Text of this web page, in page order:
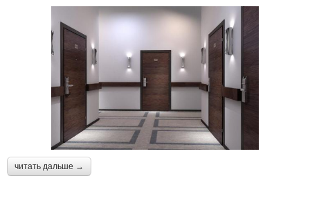
Темная дверь
Дверь в темном
интерьере
Дверь в светлом
интерьере
Дверь с темными
стенами
Дверь со светлыми
стенами
читать дальше →